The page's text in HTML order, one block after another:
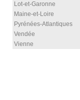
Lot-et-Garonne
Maine-et-Loire
Pyrénées-Atlantiques
Vendée
Vienne